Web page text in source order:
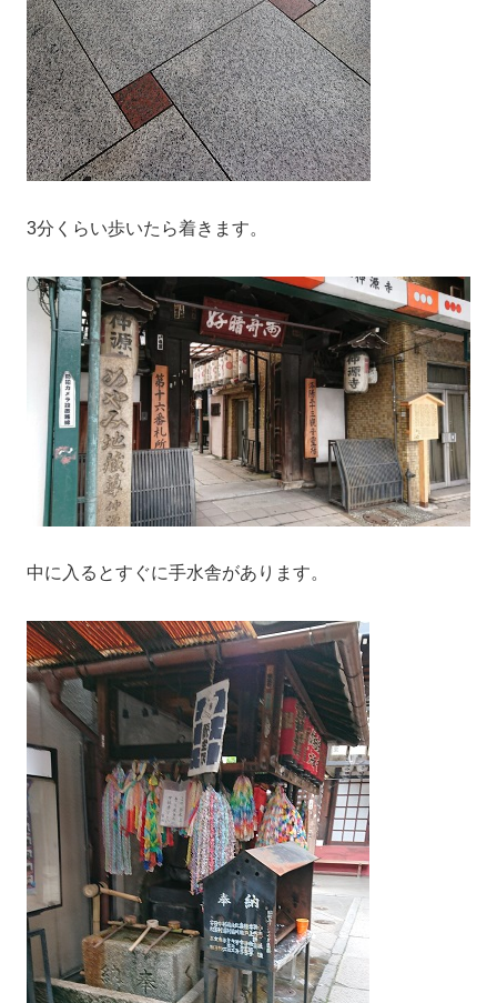
3分くらい歩いたら着きます。
中に入るとすぐに手水舎があります。